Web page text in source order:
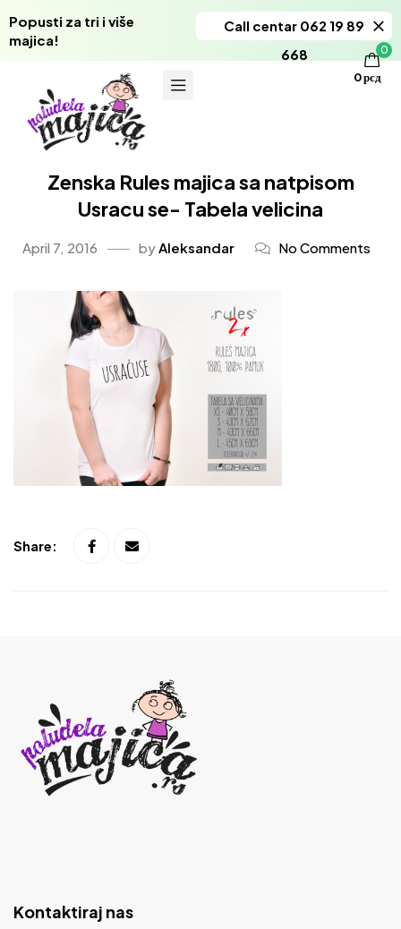
Popusti za tri i više
majica!
Call centar 062 19 89
668
0
0рсд
Zenska Rules majica sa natpisom
Usracu se- Tabela velicina
April 7, 2016 byAleksandar No Comments
Share:
Kontaktiraj nas